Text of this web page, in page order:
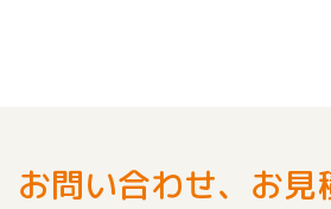
お問い合わせ、お見